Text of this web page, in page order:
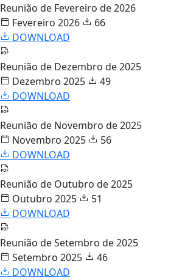
Reunião de Fevereiro de 2026
Fevereiro 2026
66
DOWNLOAD
Reunião de Dezembro de 2025
Dezembro 2025
49
DOWNLOAD
Reunião de Novembro de 2025
Novembro 2025
56
DOWNLOAD
Reunião de Outubro de 2025
Outubro 2025
51
DOWNLOAD
Reunião de Setembro de 2025
Setembro 2025
46
DOWNLOAD